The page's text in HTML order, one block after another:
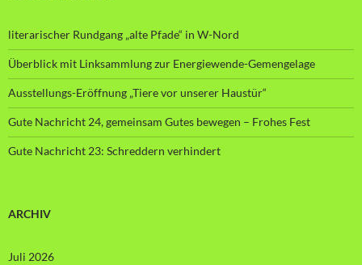
literarischer Rundgang „alte Pfade“ in W-Nord
Überblick mit Linksammlung zur Energiewende-Gemengelage
Ausstellungs-Eröffnung „Tiere vor unserer Haustür“
Gute Nachricht 24, gemeinsam Gutes bewegen – Frohes Fest
Gute Nachricht 23: Schreddern verhindert
ARCHIV
Juli 2026